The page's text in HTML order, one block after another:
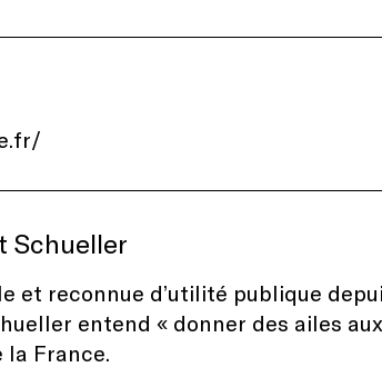
Schueller
et reconnue d’utilité publique
entend « donner des ailes
la France.